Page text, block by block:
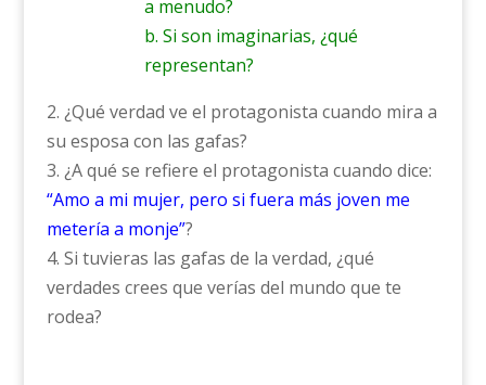
a menudo?
b. Si son imaginarias, ¿qué
representan?
2. ¿Qué verdad ve el protagonista cuando mira a
su esposa con las gafas?
3. ¿A qué se refiere el protagonista cuando dice:
“Amo a mi mujer, pero si fuera más joven me
metería a monje”?
4. Si tuvieras las gafas de la verdad, ¿qué
verdades crees que verías del mundo que te
rodea?